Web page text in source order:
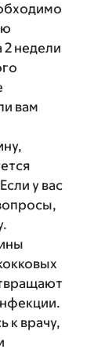
2 недели
вам
у вас
к врачу,